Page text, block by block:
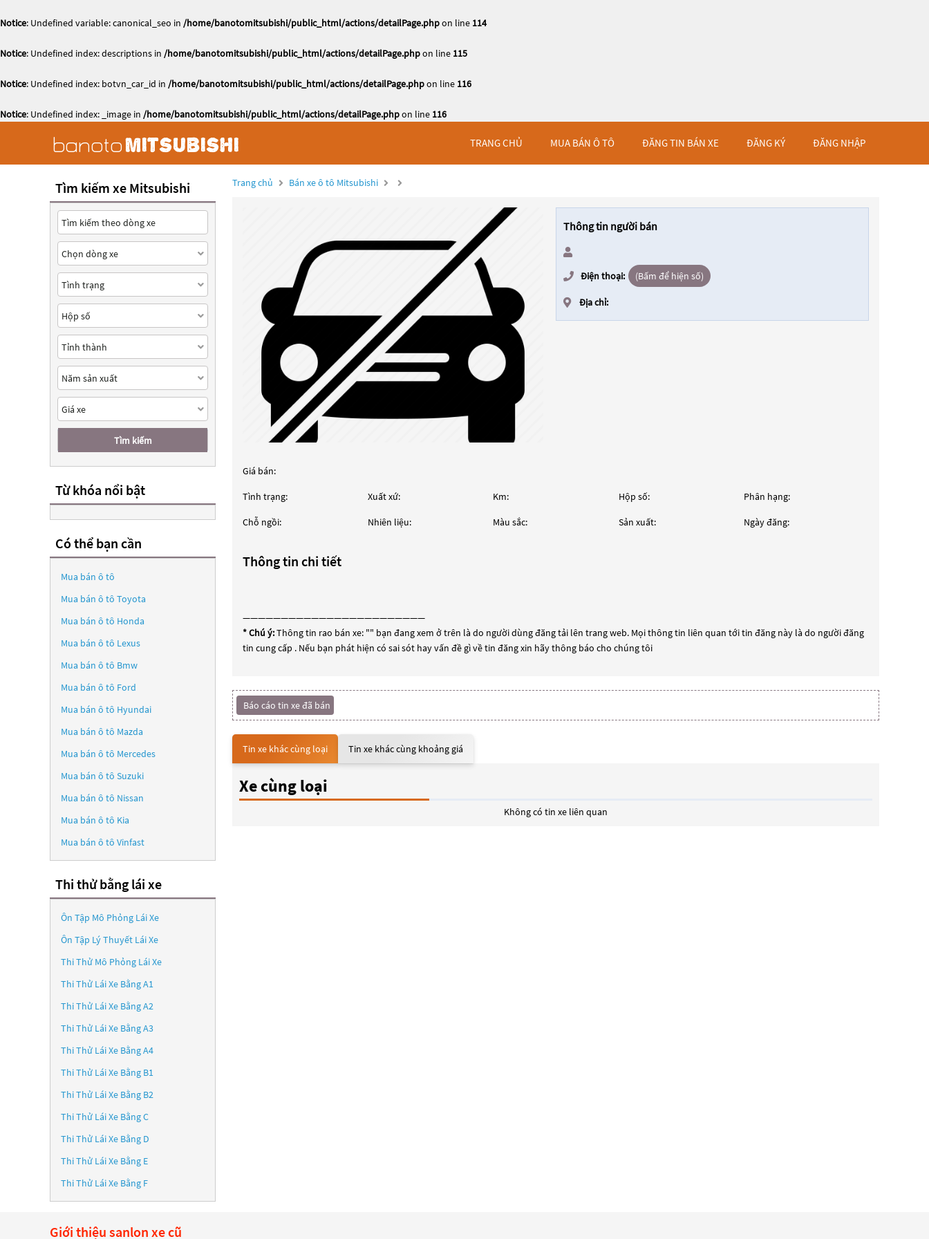
Notice: Undefined variable: canonical_seo in /home/banotomitsubishi/public_html/actions/detailPage.phpon line 114
Notice: Undefined index: descriptions in /home/banotomitsubishi/public_html/actions/detailPage.phpon line 115
Notice: Undefined index: botvn_car_id in /home/banotomitsubishi/public_html/actions/detailPage.phpon line 116
Notice: Undefined index: _image in /home/banotomitsubishi/public_html/actions/detailPage.phpon line 116
TRANG CHỦ MUA BÁN Ô TÔ ĐĂNG TIN BÁN XE ĐĂNG KÝ ĐĂNG NHẬP
Trang chủ Bán xe ô tô Mitsubishi
Thông tin người bán
Điện thoại: (Bấm để hiện số)
Địa chỉ:
Giá bán:
Tình trạng: Xuất xứ: Km: Hộp số: Phân hạng:
Chỗ ngồi: Nhiên liệu: Màu sắc: Sản xuất: Ngày đăng:
Thông tin chi tiết
————————————————————————
* Chú ý:Thông tin rao bán xe: "" bạn đang xem ở trên là do người dùng đăng tải lên trang web. Mọi thông tin liên quan tới tin đăng này là do người đăng
tin cung cấp . Nếu bạn phát hiện có sai sót hay vấn đề gì về tin đăng xin hãy thông báo cho chúng tôi
Báo cáo tin xe đã bán
Tin xe khác cùng loại Tin xe khác cùng khoảng giá
Xe cùng loại
Không có tin xe liên quan
Tìm kiếm xe Mitsubishi
Tìm kiếm
Từ khóa nổi bật
Có thể bạn cần
Mua bán ô tô
Mua bán ô tô Toyota
Mua bán ô tô Honda
Mua bán ô tô Lexus
Mua bán ô tô Bmw
Mua bán ô tô Ford
Mua bán ô tô Hyundai
Mua bán ô tô Mazda
Mua bán ô tô Mercedes
Mua bán ô tô Suzuki
Mua bán ô tô Nissan
Mua bán ô tô Kia
Mua bán ô tô Vinfast
Thi thử bằng lái xe
Ôn Tập Mô Phỏng Lái Xe
Ôn Tập Lý Thuyết Lái Xe
Thi Thử Mô Phỏng Lái Xe
Thi Thử Lái Xe Bằng A1
Thi Thử Lái Xe Bằng A2
Thi Thử Lái Xe Bằng A3
Thi Thử Lái Xe Bằng A4
Thi Thử Lái Xe Bằng B1
Thi Thử Lái Xe Bằng B2
Thi Thử Lái Xe Bằng C
Thi Thử Lái Xe Bằng D
Thi Thử Lái Xe Bằng E
Thi Thử Lái Xe Bằng F
Giới thiệu sanlon xe cũ